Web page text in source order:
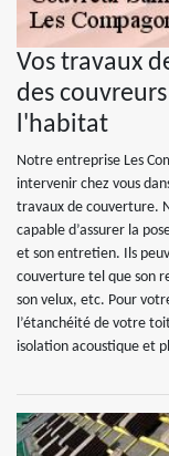
Vos travaux
des
l'habitat
Notre entreprise Les
intervenir chez vous
travaux de couverture.
capable d’assurer la
et son entretien. Ils
couverture tel que son
son velux, etc. Pour
l’étanchéité de votre
isolation acoustique et